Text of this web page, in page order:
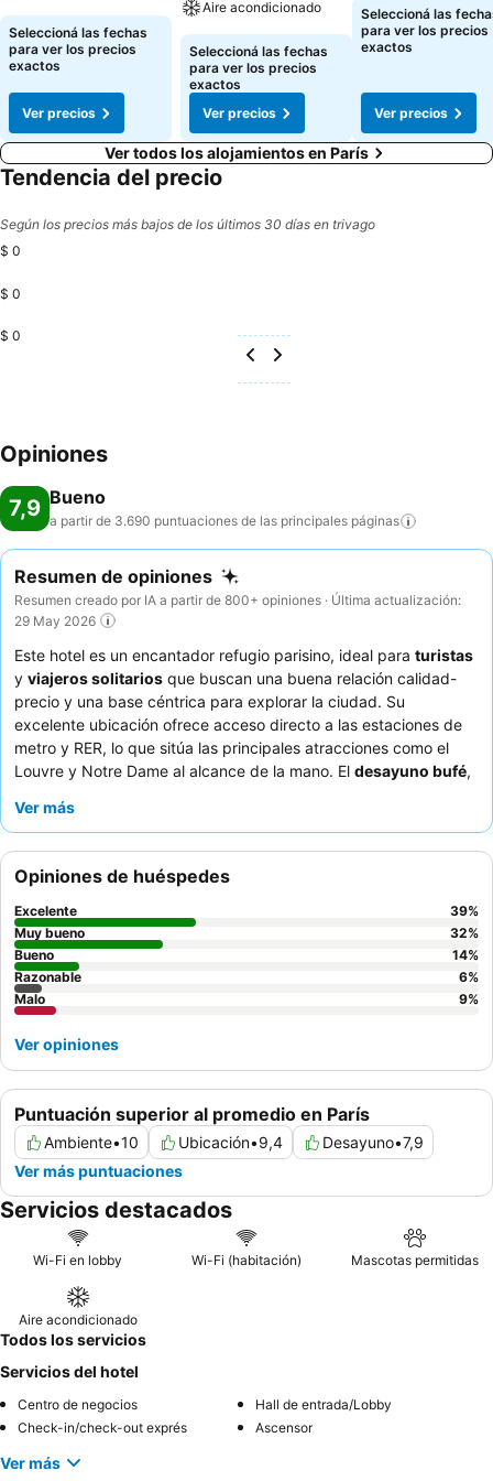
Seleccioná las fechas
para ver los precios
exactos
Ver precios
Aire acondicionado
Seleccioná las fechas
para ver los precios
exactos
Ver precios
Seleccioná las
para ver los precios
exactos
Ver precios
Ver todos los alojamientos en París
Tendencia del precio
Según los precios más bajos de los últimos 30 días en trivago
$ 0
$ 0
$ 0
Opiniones
7,9 Bueno
a partir de 3.690 puntuaciones de las principales páginas
Resumen de opiniones
Resumen creado por IA a partir de 800+ opiniones · Última actualización:
29 May 2026
Este hotel es un encantador refugio parisino, ideal para turistas
y viajeros solitarios que buscan una buena relación calidad-
precio y una base céntrica para explorar la ciudad. Su
excelente ubicación ofrece acceso directo a las estaciones de
metro y RER, lo que sitúa las principales atracciones como el
Louvre y Notre Dame al alcance de la mano. El desayuno bufé,
deliciosas, destaca como un servicio clave. Los huéspedes
personal
, destacando su amabilidad y disposición a ayudar.
Para una experiencia más tranquila, se recomienda solicitar una
habitación con vistas al jardín.
Ver más
Puntuación superior al promedio en París
Ambiente•10 Ubicación•9,4 Desayuno•7,9
Ver más puntuaciones
Opiniones de huéspedes
Excelente 39%
Muy bueno
32%
Bueno
14%
Razonable
6%
Malo
9%
Ver opiniones
Servicios destacados
Wi-Fi en lobby Wi-Fi (habitación) Mascotas permitidas
Aire acondicionado
Todos los servicios
Servicios del hotel
Centro de negocios
Hall de entrada/Lobby
Check-in/check-out exprés
Ascensor
Ver más